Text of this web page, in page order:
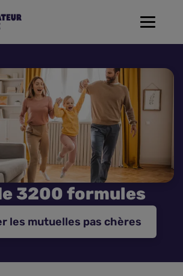
Toggle
3200 formules
les mutuelles pas chères